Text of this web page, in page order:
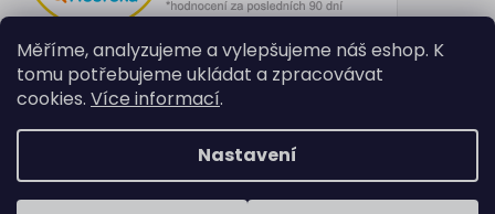
Měříme, analyzujeme a vylepšujeme náš eshop. K
tomu potřebujeme ukládat a zpracovávat
cookies. Více informací.
Nastavení